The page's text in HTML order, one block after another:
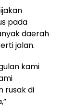
pada
daerah
jalan.
kami
rusak di